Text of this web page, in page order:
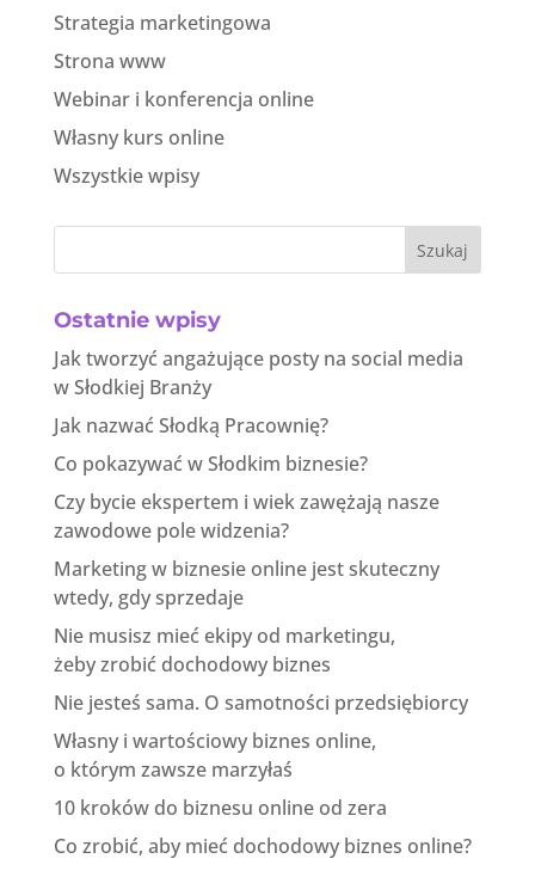
Strategia marketingowa
Strona www
Webinar i konferencja online
Własny kurs online
Wszystkie wpisy
Szukaj
Ostatnie wpisy
Jak tworzyć angażujące posty na social media
w Słodkiej Branży
Jak nazwać Słodką Pracownię?
Co pokazywać w Słodkim biznesie?
Czy bycie ekspertem i wiek zawężają nasze
zawodowe pole widzenia?
Marketing w biznesie online jest skuteczny
wtedy, gdy sprzedaje
Nie musisz mieć ekipy od marketingu,
żeby zrobić dochodowy biznes
Nie jesteś sama. O samotności przedsiębiorcy
Własny i wartościowy biznes online,
o którym zawsze marzyłaś
10 kroków do biznesu online od zera
Co zrobić, aby mieć dochodowy biznes online?